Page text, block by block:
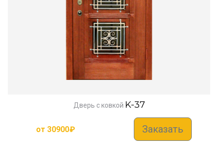
Дверь с ковкой K-37
от 30900₽ Заказать